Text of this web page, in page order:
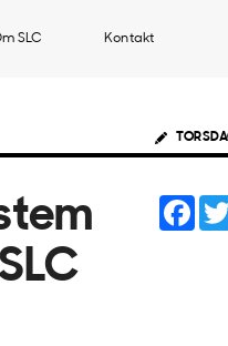
SLC Kontakt